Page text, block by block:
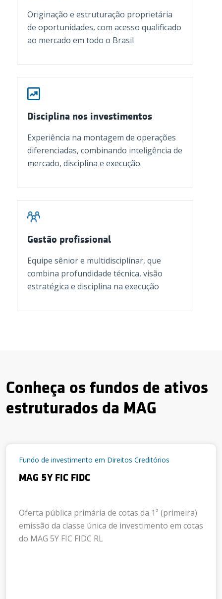
Originação e estruturação proprietária
de oportunidades, com acesso qualificado
ao mercado em todo o Brasil
Disciplina nos investimentos
Experiência na montagem de operações
diferenciadas, combinando inteligência de
mercado, disciplina e execução.
Gestão profissional
Equipe sênior e multidisciplinar, que
combina profundidade técnica, visão
estratégica e disciplina na execução
Conheça os fundos de ativos
estruturados da MAG
Fundo de investimento em Direitos Creditórios
MAG 5Y FIC FIDC
Oferta pública primária de cotas da 1ª (primeira)
emissão da classe única de investimento em cotas
do MAG 5Y FIC FIDC RL